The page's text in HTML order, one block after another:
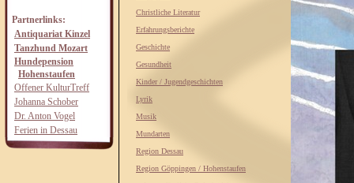
Partnerlinks:
Antiquariat Kinzel
Tanzhund Mozart
Hundepension
Hohenstaufen
Offener KulturTreff
Johanna Schober
Dr. Anton Vogel
Ferien in Dessau
Christliche Literatur
Erfahrungsberichte
Geschichte
Gesundheit
Kinder / Jugendgeschichten
Lyrik
Musik
Mundarten
Region Dessau
Region Göppingen / Hohenstaufen